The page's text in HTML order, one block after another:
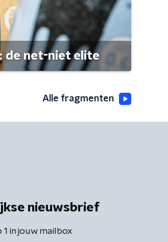
de net-niet elite
Alle fragmenten
nieuwsbrief
in jouw mailbox